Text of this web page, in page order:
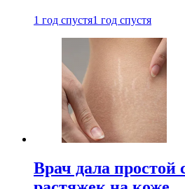
1 год спустя1 год спустя
Врач дала простой